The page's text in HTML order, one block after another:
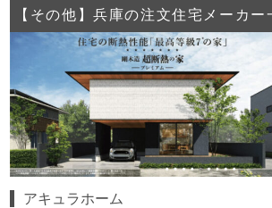
【その他】兵庫の注文住宅メーカー
アキュラホーム